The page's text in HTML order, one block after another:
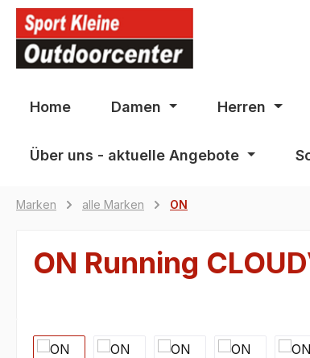
Zur Hauptnavigation springen
Home Damen Herren
Über uns - aktuelle Angebote
Marken alle Marken ON
ON Running
Bildergalerie überspringen